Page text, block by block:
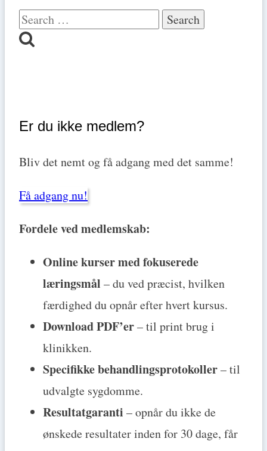
Search
for:
Er du ikke medlem?
Bliv det nemt og få adgang med det samme!
Få adgang nu!
Fordele ved medlemskab:
Online kurser med fokuserede
læringsmål – du ved præcist, hvilken
færdighed du opnår efter hvert kursus.
Download PDF’er– til print brug i
klinikken.
Specifikke behandlingsprotokoller– til
udvalgte sygdomme.
Resultatgaranti – opnår du ikke de
ønskede resultater inden for 30 dage, får